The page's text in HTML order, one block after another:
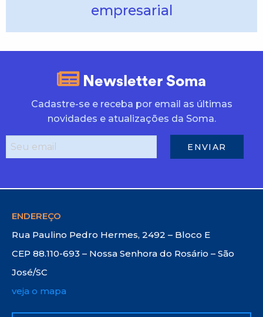
empresarial
Newsletter Soma
Cadastre-se e receba por email as últimas
novidades e atualizações da Soma.
ENDEREÇO
Rua Paulino Pedro Hermes, 2492 – Bloco E
CEP 88.110-693 – Nossa Senhora do Rosário – São
José/SC
veja o mapa